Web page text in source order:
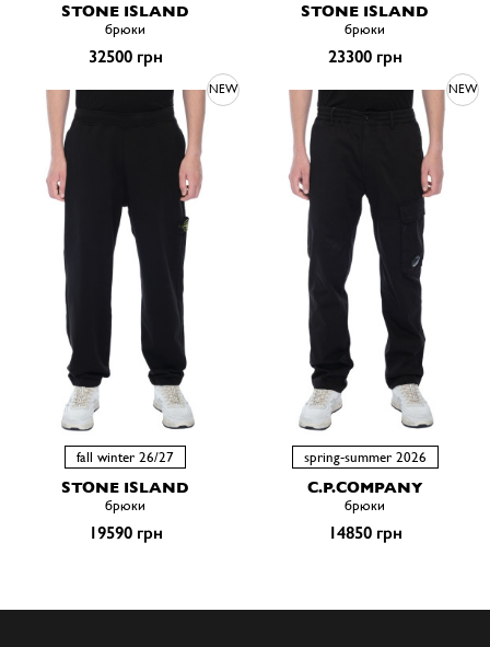
STONE ISLAND
брюки
32500 грн
STONE ISLAND
брюки
23300 грн
NEW
fall winter 26/27
STONE ISLAND
брюки
19590 грн
NEW
spring-summer 2026
C.P.COMPANY
брюки
14850 грн